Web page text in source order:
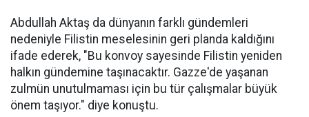
Abdullah Aktaş da dünyanın farklı gündemleri
nedeniyle Filistin meselesinin geri planda kaldığını
ifade ederek, "Bu konvoy sayesinde Filistin yeniden
halkın gündemine taşınacaktır. Gazze'de yaşanan
zulmün unutulmaması için bu tür çalışmalar büyük
önem taşıyor." diye konuştu.